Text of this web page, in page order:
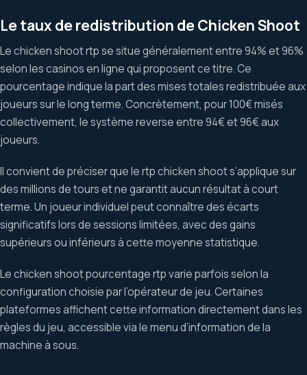
Le taux de redistribution de Chicken Shoot
Le chicken shoot rtp se situe généralement entre 94% et 96%
selon les casinos en ligne qui proposent ce titre. Ce
pourcentage indique la part des mises totales redistribuée aux
joueurs sur le long terme. Concrètement, pour 100€ misés
collectivement, le système reverse entre 94€ et 96€ aux
joueurs.
Il convient de préciser que le rtp chicken shoot s’applique sur
des millions de tours et ne garantit aucun résultat à court
terme. Un joueur individuel peut connaître des écarts
significatifs lors de sessions limitées, avec des gains
supérieurs ou inférieurs à cette moyenne statistique.
Le chicken shoot pourcentage rtp varie parfois selon la
configuration choisie par l’opérateur de jeu. Certaines
plateformes affichent cette information directement dans les
règles du jeu, accessible via le menu d’information de la
machine à sous.